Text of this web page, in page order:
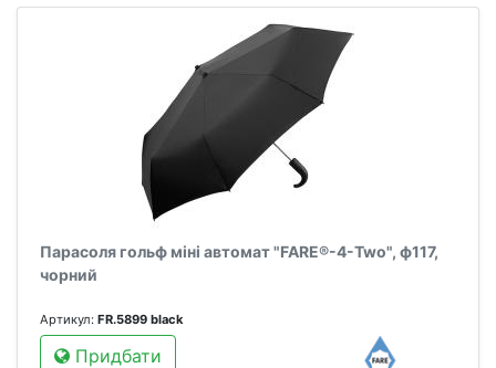
Парасоля гольф міні автомат "FARE®-4-Two", ф117,
чорний
Артикул: FR.5899 black
Придбати